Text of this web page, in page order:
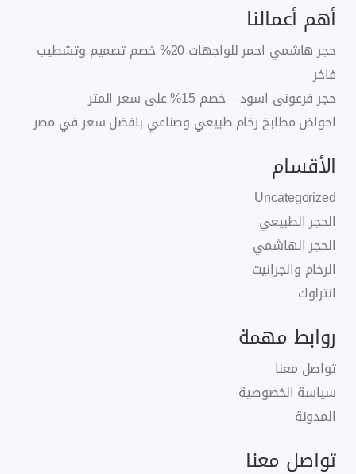
أهم أعمالنا
حجر هاشمي احمر للواجهات 20% خصم تصميم وتشطيب
فاخر
حجر فرعونى اسود – خصم 15% على سعر المتر
احواض مطابخ رخام طبيعي وصناعي بافضل سعر في مصر
الأقسام
Uncategorized
الحجر الطبيعي
الحجر الهاشمي
الرخام والجرانيت
انترلوك
روابط مهمة
تواصل معنا
سياسة الخصوصية
المدونة
تواصل معنا